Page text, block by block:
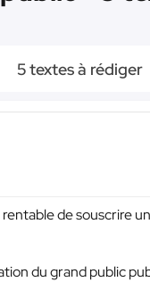
5 textes à rédiger
de souscrire
du grand public